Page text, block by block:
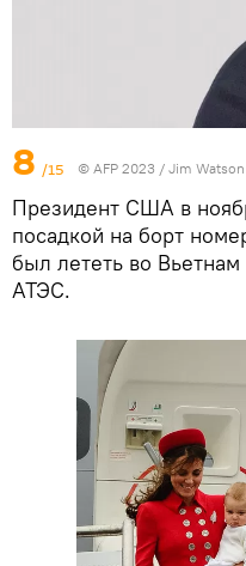
8 /15 © AFP 2023 / Jim Watson
Президент США в
посадкой на борт
был лететь во
АТЭС.